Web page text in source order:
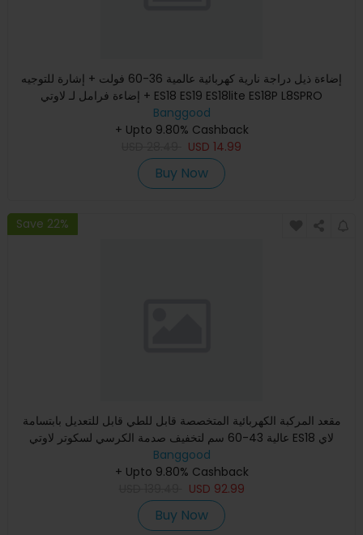
إضاءة ذيل دراجة نارية كهربائية عالمية 36-60 فولت + إشارة للتوجيه
+ إضاءة فرامل لـ لاوتي ES18 ES19 ES18lite ES18P L8SPRO
Banggood
+ Upto 9.80% Cashback
USD 14.99
Buy Now
Save 22%
مقعد المركبة الكهربائية المتخصصة قابل للطي قابل للتعديل بابتسامة
عالية 43-60 سم لتخفيف صدمة الكرسي لسكوتر لاوتي ES18 لاي
Banggood
+ Upto 9.80% Cashback
USD 92.99
Buy Now